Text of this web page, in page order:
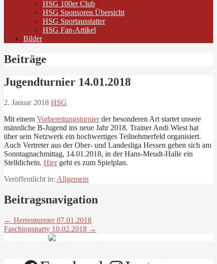
HSG 100er Club
HSG Sponsoren Übersicht
HSG Sportausstatter
HSG Fan-Artikel
Bilder
Beiträge
Jugendturnier 14.01.2018
2. Januar 2018 HSG
Mit einem Vorbereitungsturnierder besonderen Art startet unsere
männliche B-Jugend ins neue Jahr 2018. Trainer Andi Wiest hat
über sein Netzwerk ein hochwertiges Teilnehmerfeld organisiert.
Auch Vertreter aus der Ober- und Landesliga Hessen geben sich am
Sonntagnachmittag, 14.01.2018, in der Hans-Meudt-Halle ein
Stelldichein. Hiergeht es zum Spielplan.
Veröffentlicht in: Allgemein
Beitragsnavigation
← Herrenturnier 07.01.2018
Faschingsparty 10.02.2018 →